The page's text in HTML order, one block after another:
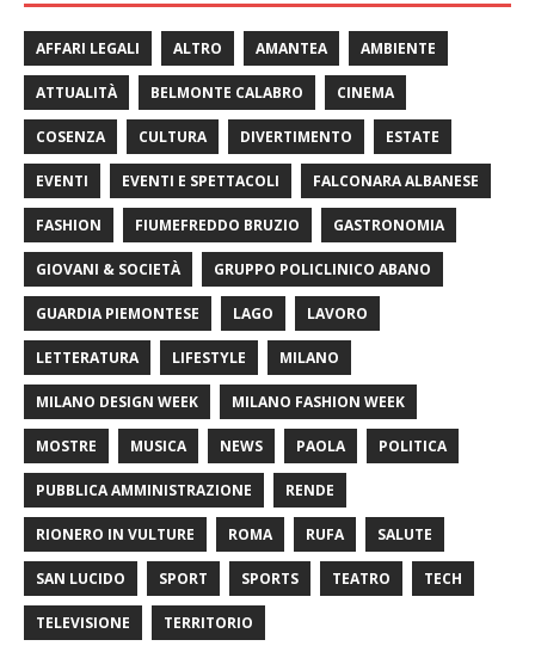
AFFARI LEGALI ALTRO AMANTEA AMBIENTE
ATTUALITÀ BELMONTE CALABRO CINEMA
COSENZA CULTURA DIVERTIMENTO ESTATE
EVENTI EVENTI E SPETTACOLI FALCONARA ALBANESE
FASHION FIUMEFREDDO BRUZIO GASTRONOMIA
GIOVANI & SOCIETÀ GRUPPO POLICLINICO ABANO
GUARDIA PIEMONTESE LAGO LAVORO
LETTERATURA LIFESTYLE MILANO
MILANO DESIGN WEEK MILANO FASHION WEEK
MOSTRE MUSICA NEWS PAOLA POLITICA
PUBBLICA AMMINISTRAZIONE RENDE
RIONERO IN VULTURE ROMA RUFA SALUTE
SAN LUCIDO SPORT SPORTS TEATRO TECH
TELEVISIONE TERRITORIO